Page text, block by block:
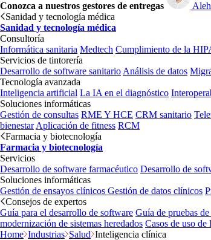
Conozca a nuestros gestores de entregas
Sanidad y tecnología médica
Sanidad y tecnología médica
Consultoría
Informática sanitaria Medtech Cumplimiento de la
Servicios de tintorería
Desarrollo de software sanitario Análisis de datos
Tecnología avanzada
Inteligencia artificial La IA en el diagnóstico
Soluciones informáticas
Gestión de consultas RME Y HCE CRM sanitario
bienestar Aplicación de fitness RCM
Farmacia y biotecnología
Farmacia y biotecnología
Servicios
Desarrollo de software farmacéutico Desarrollo de
Soluciones informáticas
Gestión de ensayos clínicos Gestión de datos clínicos
Consejos de expertos
Guía para el desarrollo de software Guía de pruebas
modernización de sistemas heredados Casos de uso de
Home Industrias Salud Inteligencia clínica